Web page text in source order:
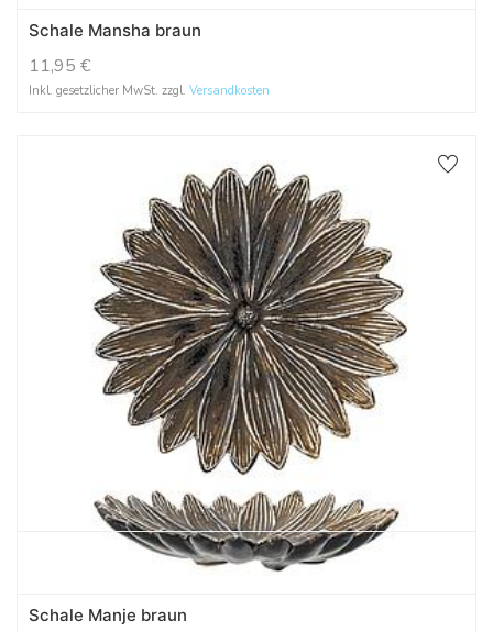
Schale Mansha braun
11,95 €
Inkl. gesetzlicher MwSt. zzgl. Versandkosten
Schale Manje braun